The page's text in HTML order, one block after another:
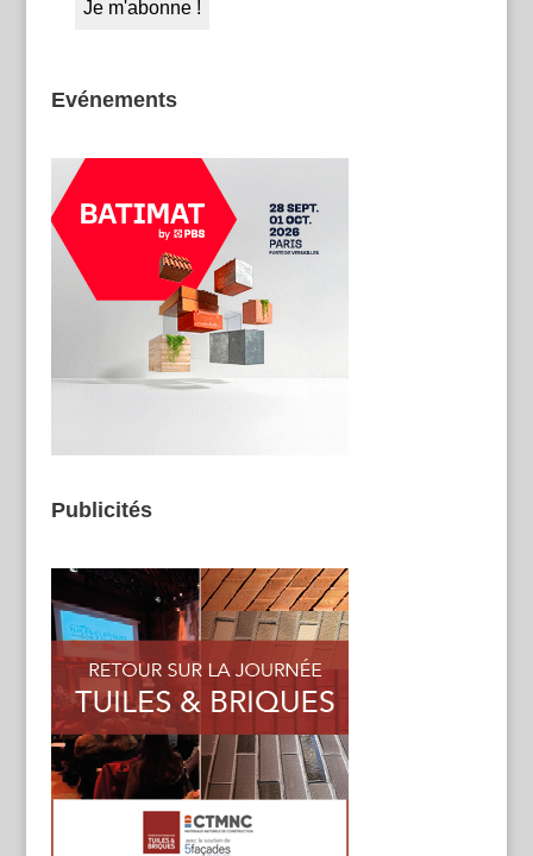
Evénements
Publicités